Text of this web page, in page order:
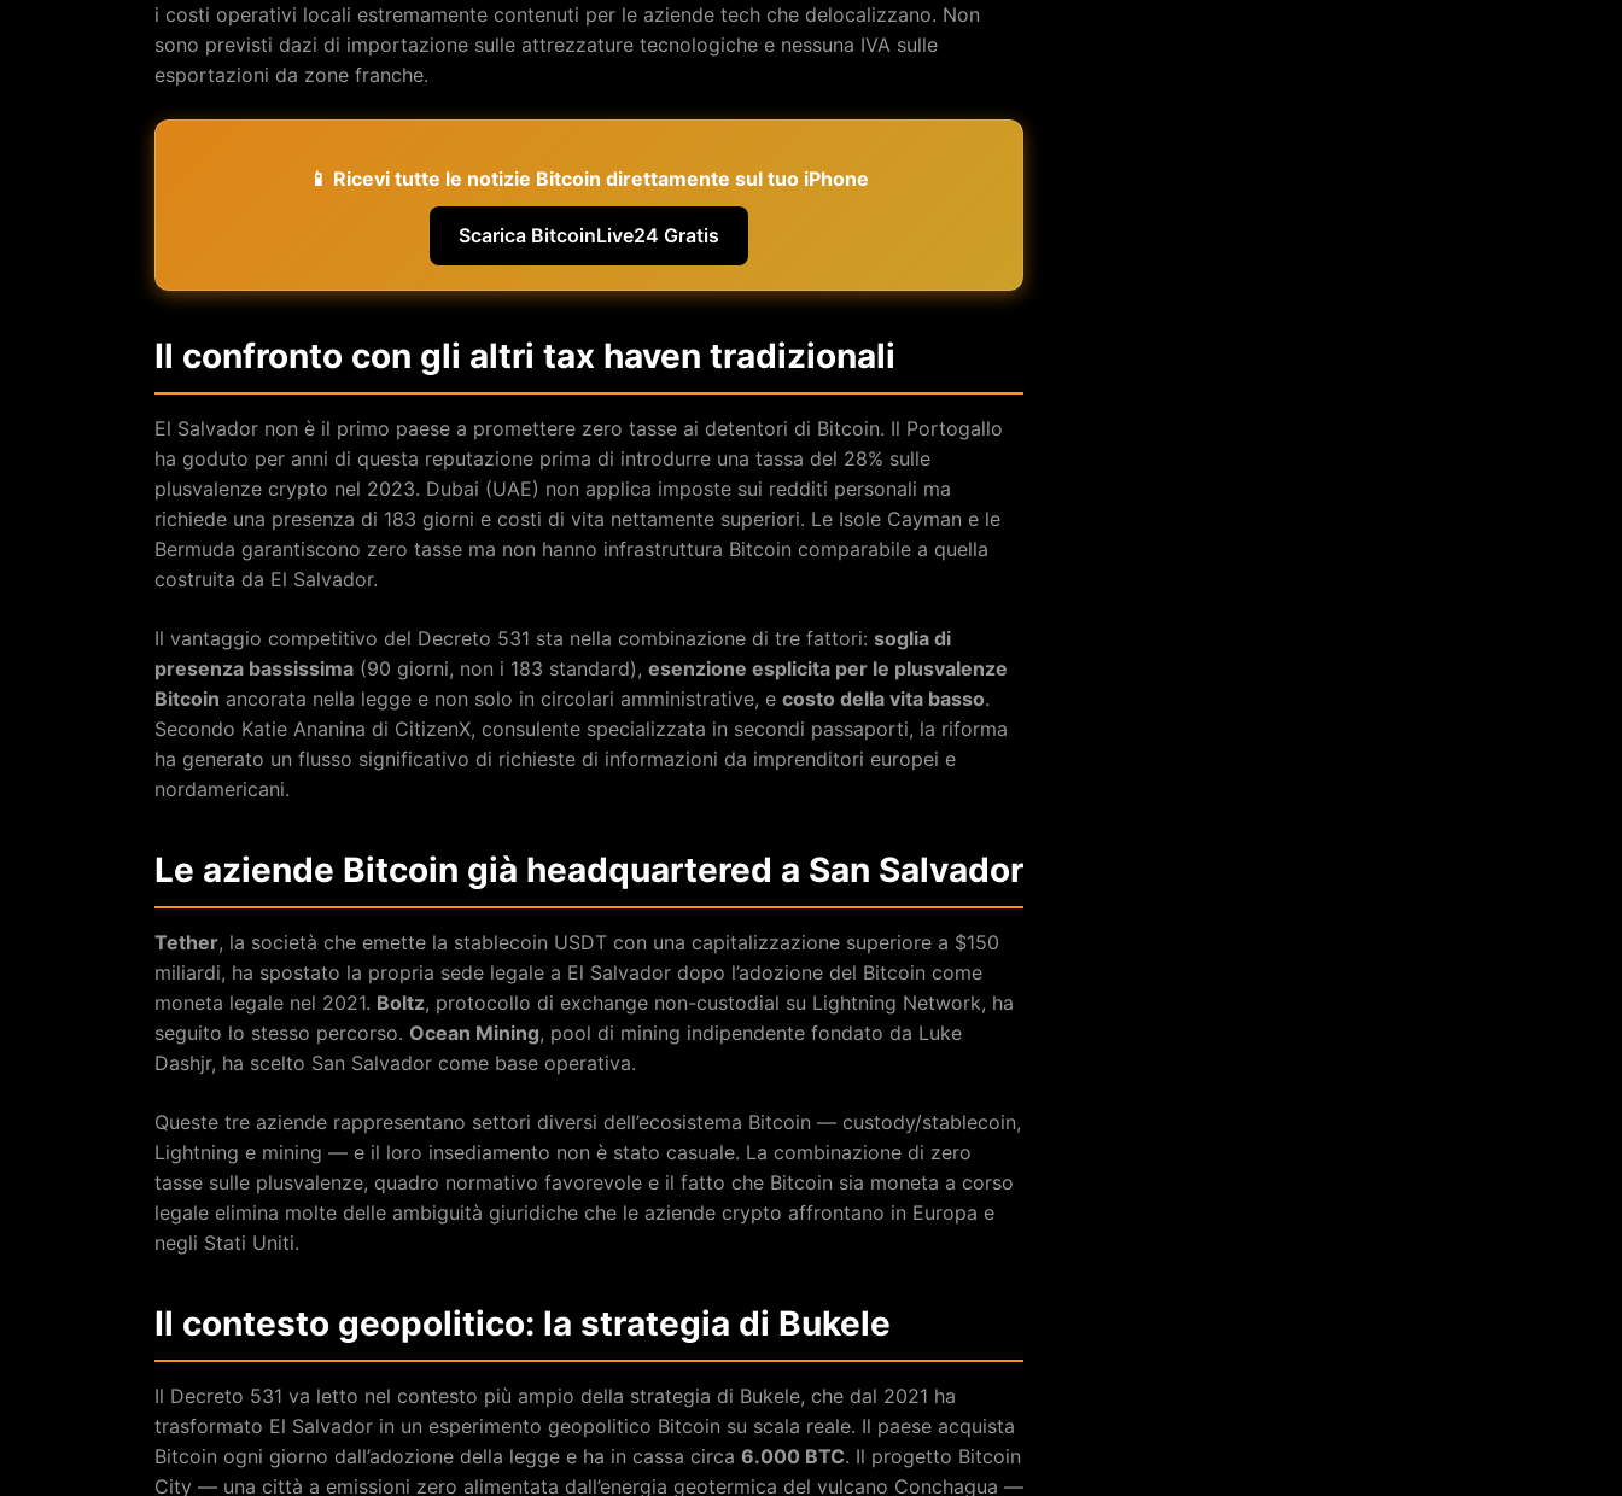
i costi operativi locali estremamente contenuti per le aziende tech che delocalizzano. Non
sono previsti dazi di importazione sulle attrezzature tecnologiche e nessuna IVA sulle
esportazioni da zone franche.
📱 Ricevi tutte le notizie Bitcoin direttamente sul tuo iPhone
Scarica BitcoinLive24 Gratis
Il confronto con gli altri tax haven tradizionali
El Salvador non è il primo paese a promettere zero tasse ai detentori di Bitcoin. Il Portogallo
ha goduto per anni di questa reputazione prima di introdurre una tassa del 28% sulle
plusvalenze crypto nel 2023. Dubai (UAE) non applica imposte sui redditi personali ma
richiede una presenza di 183 giorni e costi di vita nettamente superiori. Le Isole Cayman e le
Bermuda garantiscono zero tasse ma non hanno infrastruttura Bitcoin comparabile a quella
costruita da El Salvador.
Il vantaggio competitivo del Decreto 531 sta nella combinazione di tre fattori: soglia di
presenza bassissima (90 giorni, non i 183 standard), esenzione esplicita per le plusvalenze
Bitcoin ancorata nella legge e non solo in circolari amministrative, e costo della vita basso.
Secondo Katie Ananina di CitizenX, consulente specializzata in secondi passaporti, la riforma
ha generato un flusso significativo di richieste di informazioni da imprenditori europei e
nordamericani.
Le aziende Bitcoin già headquartered a San Salvador
Tether, la società che emette la stablecoin USDT con una capitalizzazione superiore a $150
miliardi, ha spostato la propria sede legale a El Salvador dopo l’adozione del Bitcoin come
moneta legale nel 2021. Boltz, protocollo di exchange non-custodial su Lightning Network, ha
seguito lo stesso percorso. Ocean Mining, pool di mining indipendente fondato da Luke
Dashjr, ha scelto San Salvador come base operativa.
Queste tre aziende rappresentano settori diversi dell’ecosistema Bitcoin — custody/stablecoin,
Lightning e mining — e il loro insediamento non è stato casuale. La combinazione di zero
tasse sulle plusvalenze, quadro normativo favorevole e il fatto che Bitcoin sia moneta a corso
legale elimina molte delle ambiguità giuridiche che le aziende crypto affrontano in Europa e
negli Stati Uniti.
Il contesto geopolitico: la strategia di Bukele
Il Decreto 531 va letto nel contesto più ampio della strategia di Bukele, che dal 2021 ha
trasformato El Salvador in un esperimento geopolitico Bitcoin su scala reale. Il paese acquista
Bitcoin ogni giorno dall’adozione della legge e ha in cassa circa 6.000 BTC. Il progetto Bitcoin
City — una città a emissioni zero alimentata dall’energia geotermica del vulcano Conchagua —